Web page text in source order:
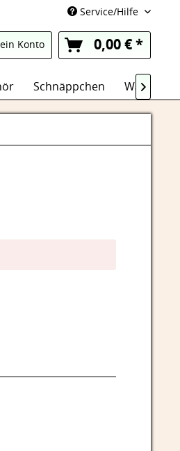
Service/Hilfe
Konto 0,00 € *
Schnäppchen 